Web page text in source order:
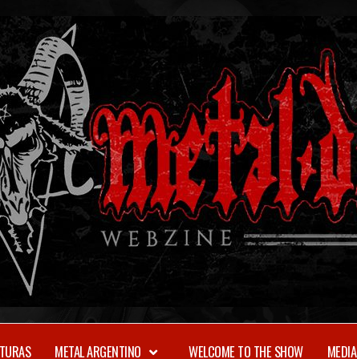
METAL ARGENTINO WELCOME TO THE SHOW MEDIA